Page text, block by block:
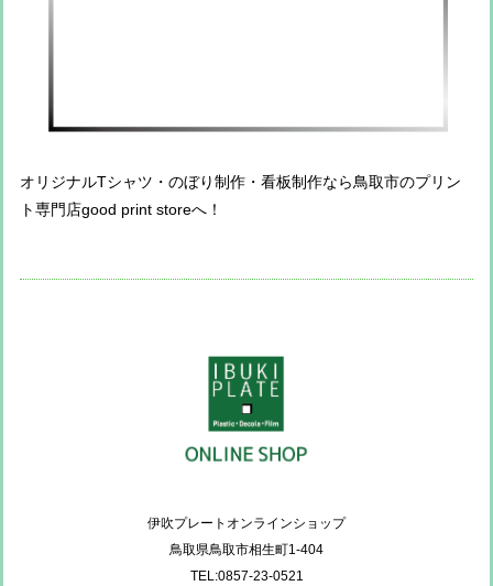
オリジナルTシャツ・のぼり制作・看板制作なら鳥取市のプリン
ト専門店good print storeへ！
伊吹プレートオンラインショップ
鳥取県鳥取市相生町1-404
TEL:0857-23-0521